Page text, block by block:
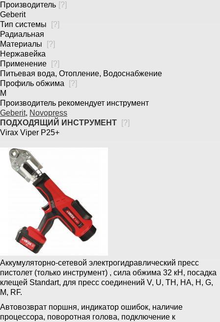
Производитель [?]
Geberit
Тип системы
[?]
Радиальная
Материалы
[?]
Нержавейка
Применение
[?]
Питьевая вода, Отопление, Водоснабжение
Профиль обжима
[?]
M
Производитель рекомендует инструмент
Geberit, Novopress
ПОДХОДЯЩИЙ ИНСТРУМЕНТ
[?]
Virax Viper P25+
Аккумуляторно-сетевой электрогидравлический пресс
пистолет (только инструмент) , сила обжима 32 кН, посадка
клещей Standart, для пресс соединений V, U, TH, HA, H, G,
M, RF.
Автовозврат поршня, индикатор ошибок, наличие
процессора, поворотная голова, подключение к